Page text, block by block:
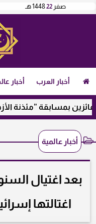
صفر 221448 هـ
أخبار العرب أخبار
بمسابقة ”مئذنة الأزهر”
أخبار عالمية
بعد اغتيال
اغتالتها